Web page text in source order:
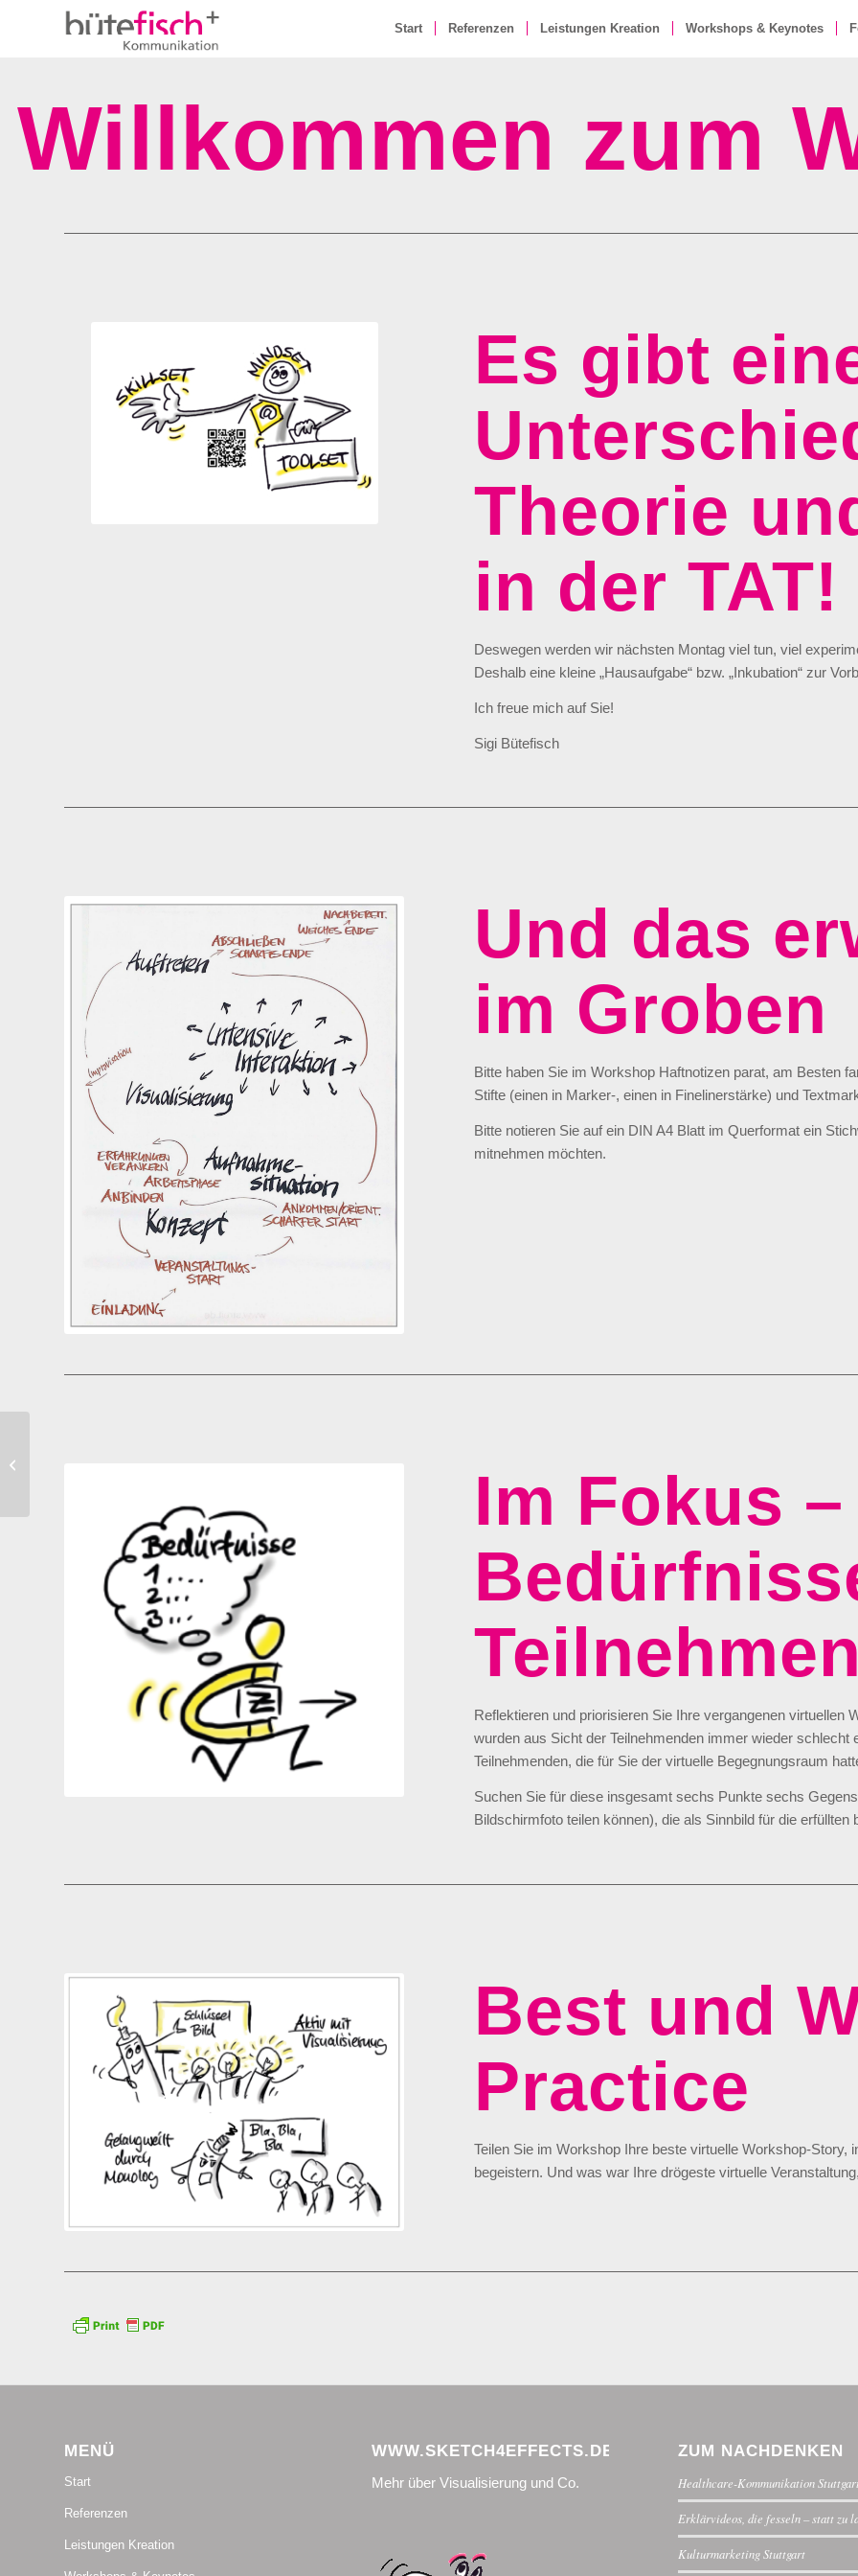
Start Referenzen Leistungen Kreation Workshops & Keynotes
Willkommen zum
Es gibt
Theorie
in der TAT!
Deswegen werden wir nächsten Montag viel tun, viel
Deshalb eine kleine „Hausaufgabe“ bzw. „Inkubation“ zur
Ich freue mich auf Sie!
Sigi Bütefisch
Und das
im Groben
Bitte haben Sie im Workshop Haftnotizen parat, am Besten
Stifte (einen in Marker-, einen in Finelinerstärke) und
Bitte notieren Sie auf ein DIN A4 Blatt im Querformat ein
mitnehmen möchten.
Im Fokus
Reflektieren und priorisieren Sie Ihre vergangenen virtuellen
wurden aus Sicht der Teilnehmenden immer wieder schlecht
Teilnehmenden, die für Sie der virtuelle Begegnungsraum
Suchen Sie für diese insgesamt sechs Punkte sechs
Bildschirmfoto teilen können), die als Sinnbild für die
Best und
Practice
Teilen Sie im Workshop Ihre beste virtuelle Workshop-Story,
begeistern. Und was war Ihre drögeste virtuelle
MENÜ
Start
Referenzen
Leistungen Kreation
WWW.SKETCH4EFFECTS.DE
Mehr über Visualisierung und Co.
ZUM NACHDENKEN
Healthcare-Kommunikation
Erklärvideos, die fesseln – statt zu
Kulturmarketing Stuttgart